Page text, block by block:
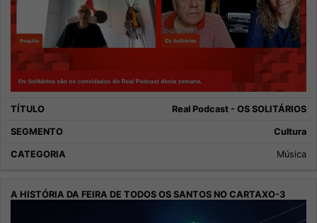
Real Podcast - OS SOLITÁRIOS
Cultura
Música